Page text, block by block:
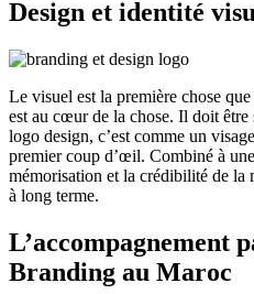
Design et identité
Le visuel est la première chose
est au cœur de la chose. Il doit
logo design, c’est comme un
premier coup d’œil. Combiné à
mémorisation et la crédibilité de la
à long terme.
L’accompagnement
Branding au Maroc